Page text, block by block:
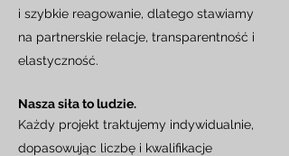
i szybkie reagowanie, dlatego stawiamy
na partnerskie relacje, transparentność i
elastyczność.
Nasza siła to ludzie.
Każdy projekt traktujemy indywidualnie,
dopasowując liczbę i kwalifikacje